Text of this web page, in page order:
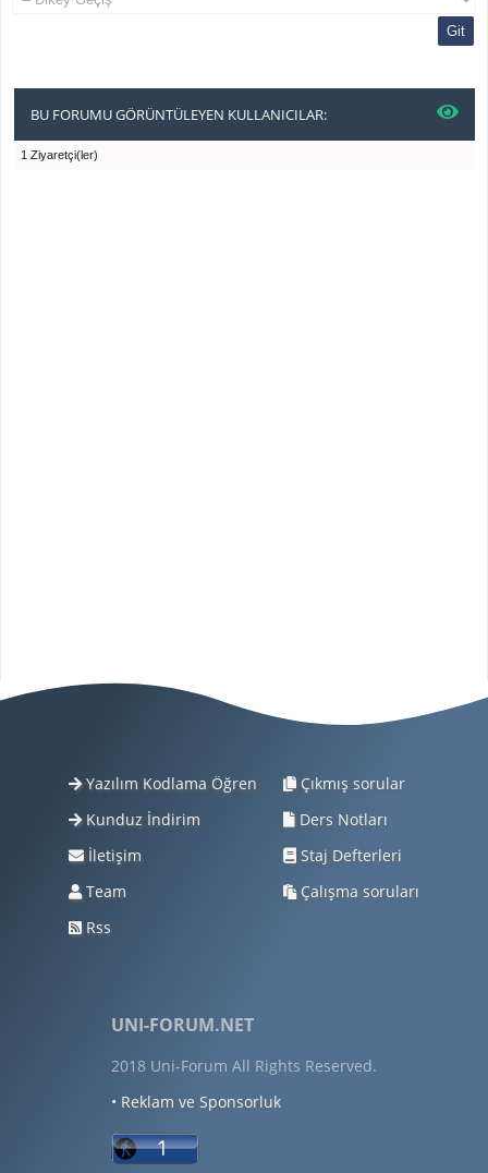
BU FORUMU GÖRÜNTÜLEYEN KULLANICILAR:
1 Ziyaretçi(ler)
Yazılım Kodlama Öğren
Kunduz İndirim
İletişim
Team
Rss
Çıkmış sorular
Ders Notları
Staj Defterleri
Çalışma soruları
UNI-FORUM.NET
2018 Uni-Forum All Rights Reserved.
• Reklam ve Sponsorluk